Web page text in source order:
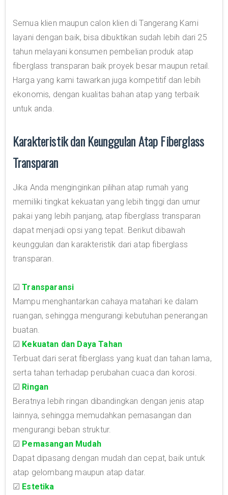
Semua klien maupun calon klien di Tangerang Kami
layani dengan baik, bisa dibuktikan sudah lebih dari 25
tahun melayani konsumen pembelian produk atap
fiberglass transparan baik proyek besar maupun retail.
Harga yang kami tawarkan juga kompetitif dan lebih
ekonomis, dengan kualitas bahan atap yang terbaik
untuk anda.
Karakteristik dan Keunggulan Atap Fiberglass
Transparan
Jika Anda menginginkan pilihan atap rumah yang
memiliki tingkat kekuatan yang lebih tinggi dan umur
pakai yang lebih panjang, atap fiberglass transparan
dapat menjadi opsi yang tepat. Berikut dibawah
keunggulan dan karakteristik dari atap fiberglass
transparan.
☑Transparansi
Mampu menghantarkan cahaya matahari ke dalam
ruangan, sehingga mengurangi kebutuhan penerangan
buatan.
☑ Kekuatan dan Daya Tahan
Terbuat dari serat fiberglass yang kuat dan tahan lama,
serta tahan terhadap perubahan cuaca dan korosi.
☑ Ringan
Beratnya lebih ringan dibandingkan dengan jenis atap
lainnya, sehingga memudahkan pemasangan dan
mengurangi beban struktur.
☑ Pemasangan Mudah
Dapat dipasang dengan mudah dan cepat, baik untuk
atap gelombang maupun atap datar.
☑ Estetika